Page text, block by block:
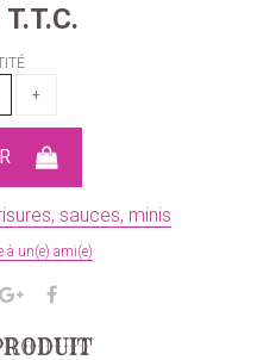
T.T.C.
sauces, minis
à un(e) ami(e)